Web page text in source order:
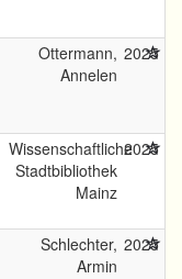
Ottermann,
Annelen
2025
Wissenschaftliche
Stadtbibliothek
Mainz
2025
Schlechter,
Armin
2025